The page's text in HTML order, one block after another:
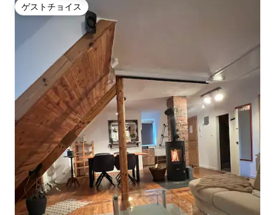
ゲストチョイス
ゲストチョイス